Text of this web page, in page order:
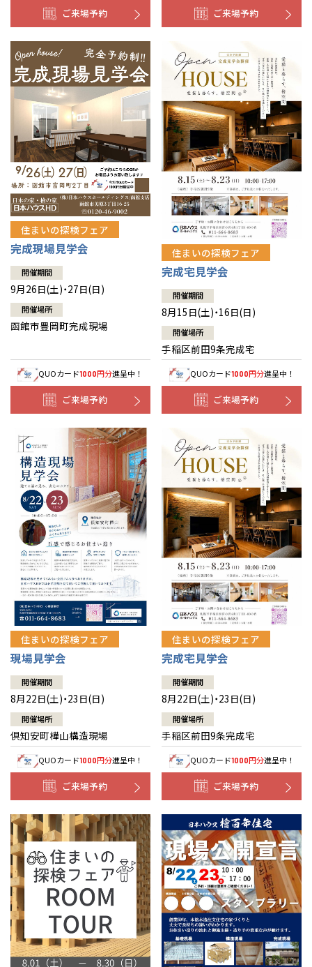
ご来場予約 ご来場予約
住まいの探検フェア
完成現場見学会
開催期間
9月26日(土)・27日(日)
開催場所
函館市豊岡町完成現場
QUOカード1000円分進呈中！
ご来場予約
住まいの探検フェア
完成宅見学会
開催期間
8月15日(土)・16日(日)
開催場所
手稲区前田9条完成宅
QUOカード1000円分進呈中！
ご来場予約
住まいの探検フェア
現場見学会
開催期間
8月22日(土)・23日(日)
開催場所
倶知安町樺山構造現場
QUOカード1000円分進呈中！
ご来場予約
住まいの探検フェア
完成宅見学会
開催期間
8月22日(土)・23日(日)
開催場所
手稲区前田9条完成宅
QUOカード1000円分進呈中！
ご来場予約
全国の展示場
北海道
札幌
道央
道北
道南
道東
東北
青森
秋田
岩手
山形
宮城
福島
甲信越・北陸
新潟
山梨
長野
富山
石川
福井
関東
東京
神奈川
埼玉
千葉
茨城
栃木
群馬
東海
愛知
岐阜
静岡
三重
近畿
大阪
京都
兵庫
奈良
滋賀
和歌山
中国・四国
岡山
香川
愛媛
鳥取
島根
広島
九州
福岡
佐賀
熊本
大分
宮崎
分譲マンション
※現住所のある都道府県以外の建築予定地の方でも現住所の有るお近
くの展示場又は店舗にお問合せください。移住の計画の方もご相談対
応します。お気軽にご相談ください。
お近くのイベント
北海道
札幌
札幌
小樽
道央
苫小牧千歳
小樽
道北
道南
道東
釧路
東北
青森県
八戸
青森
秋田県
秋田
岩手県
山形県
宮城県
仙台
福島県
会津
甲信越・北陸
新潟県
長岡
山梨県
長野県
富山県
富山
石川県
福井県
福井
関東
東京都
神奈川県
相模
埼玉県
埼玉
千葉県
千葉
柏
茨城県
水戸
栃木県
宇都宮
小山
群馬県
群馬
伊勢崎
東海
愛知県
岐阜県
岐阜
静岡県
三重県
四日市
近畿
大阪府
大阪
京都府
京都
兵庫県
姫路
奈良県
奈良
中国・四国
岡山県
岡山
愛媛県
松山
九州
福岡県
福岡
佐賀県
佐賀
熊本県
熊本
大分県
大分
宮崎県
宮崎
鹿児島県
鹿児島